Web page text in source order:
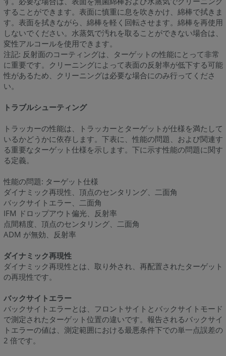
することができます。表面に慎重に息を吹きかけ、綿棒で拭きま
す。表面を拭きながら、綿棒を軽く回転させます。綿棒を再使用
しないでください。水蒸気で汚れを取ることができない場合は、
変性アルコールを使用できます。
注記: 反射面のコーティングは、ターゲットの性能にとって非常
に重要です。クリーニングによって表面の反射率が低下する可能
性があるため、クリーニングは必要な場合にのみ行ってくださ
い。
トラブルシューティング
トラッカーの性能は、トラッカーとターゲットが仕様を満たして
いるかどうかに依存します。下表に、性能の問題、および関連す
る重要なターゲット仕様を示します。下に示す性能の問題に関す
る定義。
性能の問題: ターゲット仕様
ダイナミック再現性、頂点のセンタリング、二面角
バックサイトエラー、二面角
IFM ドロップアウト偏光、反射率
点間精度、頂点のセンタリング、二面角
ADM が無効、反射率
ダイナミック再現性
ダイナミック再現性とは、取り外され、再配置されたターゲット
の再現性です。
バックサイトエラー
バックサイトエラーとは、フロントサイトとバックサイトモード
で測定されたターゲット位置の違いです。報告されるバックサイ
トエラーの値は、測定範囲における最悪条件下での単一点誤差の
2 倍です。